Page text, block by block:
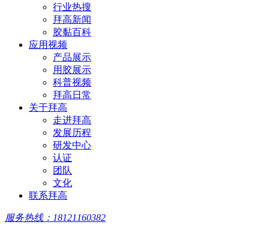
行业热搜
拜高新闻
胶黏百科
应用视频
产品展示
用胶展示
科普视频
拜高日常
关于拜高
走进拜高
发展历程
研发中心
认证
团队
文化
联系拜高
服务热线：18121160382